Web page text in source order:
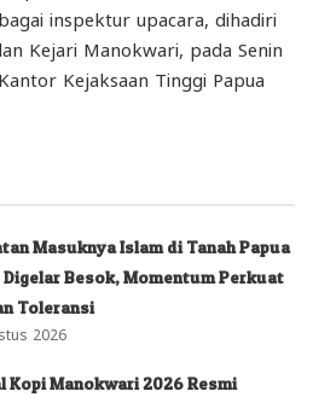
inspektur upacara, dihadiri
Kejari Manokwari, pada Senin
Kejaksaan Tinggi Papua
Masuknya Islam di Tanah Papua
Besok, Momentum Perkuat
Toleransi
2026
Kopi Manokwari 2026 Resmi